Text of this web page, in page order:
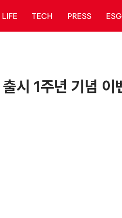
LIFE TECH PRESS ESG
시 1주년 기념 이